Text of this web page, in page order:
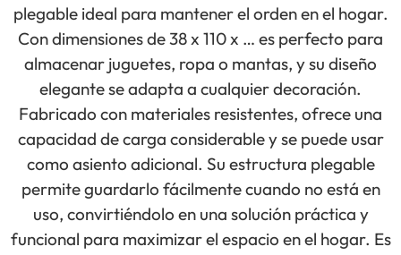
plegable ideal para mantener el orden en el hogar.
Con dimensiones de 38 x 110 x … es perfecto para
almacenar juguetes, ropa o mantas, y su diseño
elegante se adapta a cualquier decoración.
Fabricado con materiales resistentes, ofrece una
capacidad de carga considerable y se puede usar
como asiento adicional. Su estructura plegable
permite guardarlo fácilmente cuando no está en
uso, convirtiéndolo en una solución práctica y
funcional para maximizar el espacio en el hogar. Es